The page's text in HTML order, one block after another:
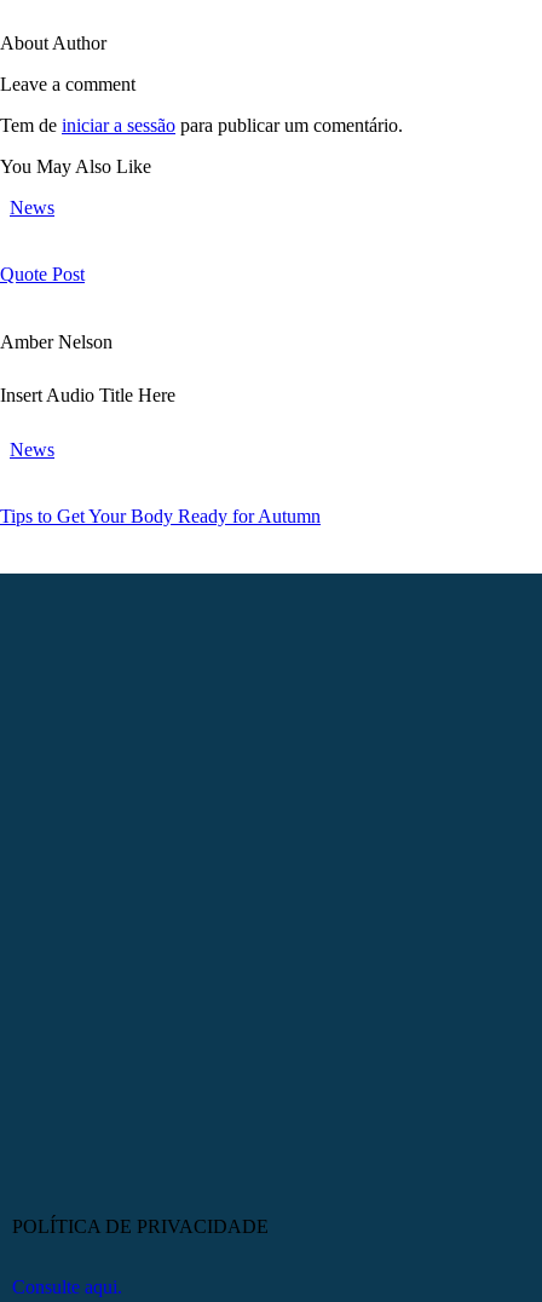
About Author
Leave a comment
Tem de iniciar a sessão para publicar um comentário.
You May Also Like
News
Quote Post
Amber Nelson
Insert Audio Title Here
News
Tips to Get Your Body Ready for Autumn
POLÍTICA DE PRIVACIDADE
Consulte aqui.